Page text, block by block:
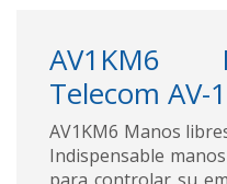
AV1KM6
Telecom AV-
AV1KM6 Manos
Indispensable
para controlar su